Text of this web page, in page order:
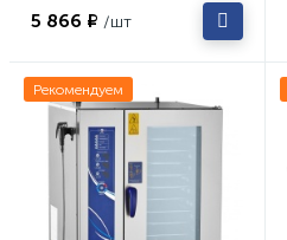
5 866 ₽ /шт
Рекомендуем